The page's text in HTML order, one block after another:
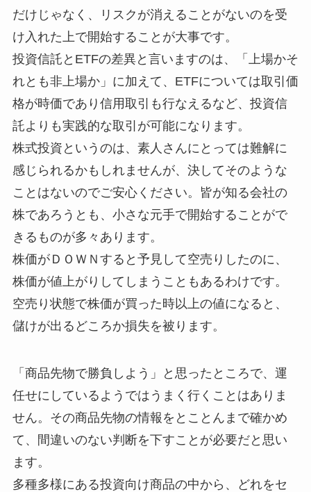
だけじゃなく、リスクが消えることがないのを受
け入れた上で開始することが大事です。
投資信託とETFの差異と言いますのは、「上場かそ
れとも非上場か」に加えて、ETFについては取引価
格が時価であり信用取引も行なえるなど、投資信
託よりも実践的な取引が可能になります。
株式投資というのは、素人さんにとっては難解に
感じられるかもしれませんが、決してそのような
ことはないのでご安心ください。皆が知る会社の
株であろうとも、小さな元手で開始することがで
きるものが多々あります。
株価がＤＯＷＮすると予見して空売りしたのに、
株価が値上がりしてしまうこともあるわけです。
空売り状態で株価が買った時以上の値になると、
儲けが出るどころか損失を被ります。
「商品先物で勝負しよう」と思ったところで、運
任せにしているようではうまく行くことはありま
せん。その商品先物の情報をとことんまで確かめ
て、間違いのない判断を下すことが必要だと思い
ます。
多種多様にある投資向け商品の中から、どれをセ